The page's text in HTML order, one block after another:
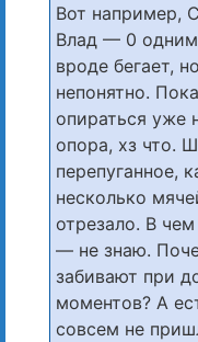
Вот например,
Влад — 0
вроде бегает,
непонятно.
опираться уже
опора, хз что.
перепуганное,
несколько
отрезало. В
— не знаю.
забивают при
моментов? А
совсем не